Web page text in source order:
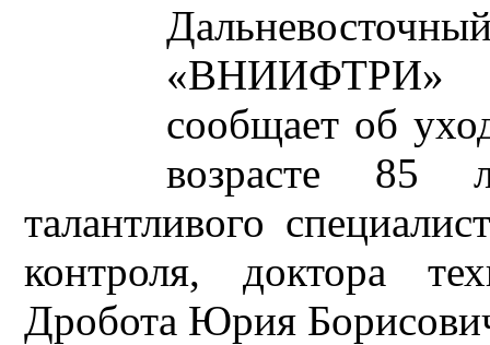
«ВНИИФТРИ»
сообщает об
возрасте 85
талантливого
контроля, доктора
Дробота Юрия